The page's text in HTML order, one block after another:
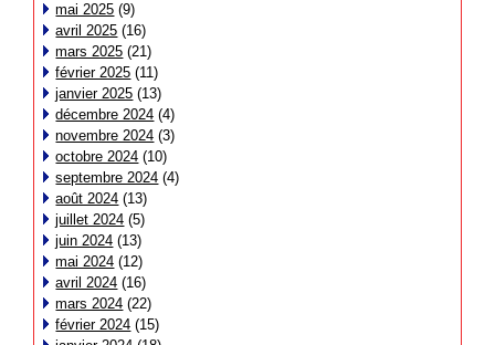
mai 2025 (9)
avril 2025 (16)
mars 2025 (21)
février 2025 (11)
janvier 2025 (13)
décembre 2024 (4)
novembre 2024 (3)
octobre 2024 (10)
septembre 2024 (4)
août 2024 (13)
juillet 2024 (5)
juin 2024 (13)
mai 2024 (12)
avril 2024 (16)
mars 2024 (22)
février 2024 (15)